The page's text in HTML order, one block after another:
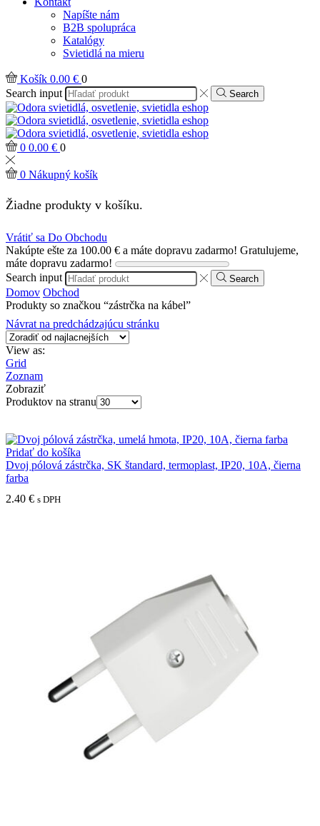
Napíšte nám
B2B spolupráca
Katalógy
Svietidlá na mieru
Košík 0.00 € 0
Search input
Search
0 0.00 € 0
0 Nákupný košík
Žiadne produkty v košíku.
Vrátiť sa Do Obchodu
Nakúpte ešte za 100.00 € a máte dopravu zadarmo! Gratulujeme,
máte dopravu zadarmo!
Search input
Search
Domov Obchod
Produkty so značkou “zástrčka na kábel”
Návrat na predchádzajúcu stránku
View as:
Grid
Zoznam
Zobraziť
Produktov na stranu
Pridať do košíka
Dvoj pólová zástrčka, SK štandard, termoplast, IP20, 10A, čierna
farba
2.40 € s DPH